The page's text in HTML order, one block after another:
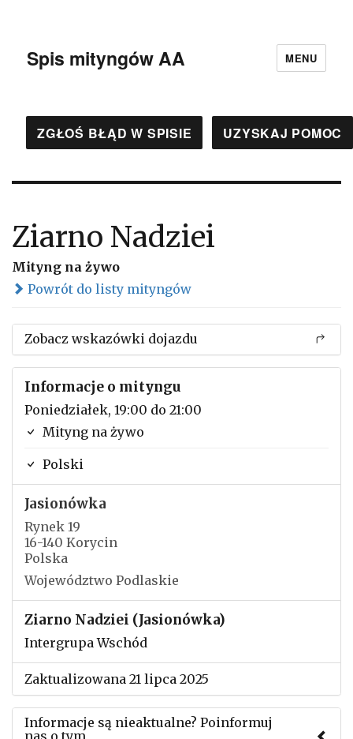
Spis mityngów AA MENU
ZGŁOŚ BŁĄD W SPISIE UZYSKAJ POMOC
Ziarno Nadziei
Mityng na żywo
Powrót do listy mityngów
Zobacz wskazówki dojazdu
Informacje o mityngu
Poniedziałek, 19:00 do 21:00
Mityng na żywo
Polski
Jasionówka
Rynek 19
16-140 Korycin
Polska
Województwo Podlaskie
Ziarno Nadziei (Jasionówka)
Intergrupa Wschód
Zaktualizowana 21 lipca 2025
Informacje są nieaktualne? Poinformuj
nas o tym.